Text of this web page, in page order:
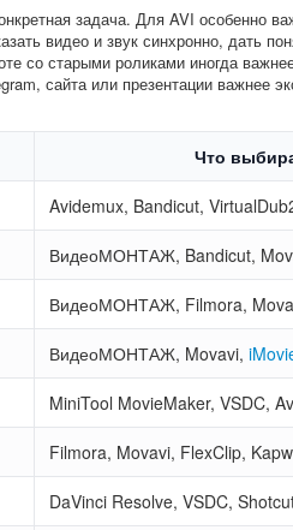
задача. Для AVI особенно
видео и звук синхронно, дать
со старыми роликами иногда
сайта или презентации важнее
Что
Avidemux, Bandicut,
ВидеоМОНТАЖ, Bandicut,
ВидеоМОНТАЖ, Filmora,
ВидеоМОНТАЖ, Movavi,
MiniTool MovieMaker, VSDC,
Filmora, Movavi, FlexClip,
DaVinci Resolve, VSDC,